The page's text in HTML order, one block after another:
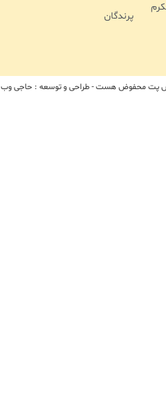
پرندگان
پت محفوض هست - طراحی و توسعه : حاجی وب